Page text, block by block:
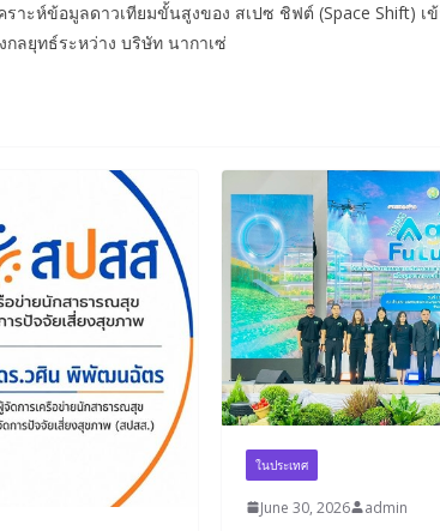
ราะห์ข้อมูลดาวเทียมขั้นสูงของ สเปซ ชิฟต์ (Space Shift) เ
กลยุทธ์ระหว่าง บริษัท นากาเซ่
ในประเทศ
June 30, 2026 admin